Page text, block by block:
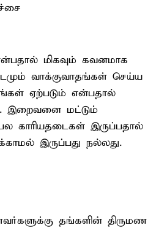
மிகவும் கவனமாக
வாக்குவாதங்கள் செய்ய
ஏற்படும் என்பதால்
இறைவனை மட்டும்
பல காரியதடைகள் இருப்பதால்
இருப்பது நல்லது.
தங்களின் திருமண